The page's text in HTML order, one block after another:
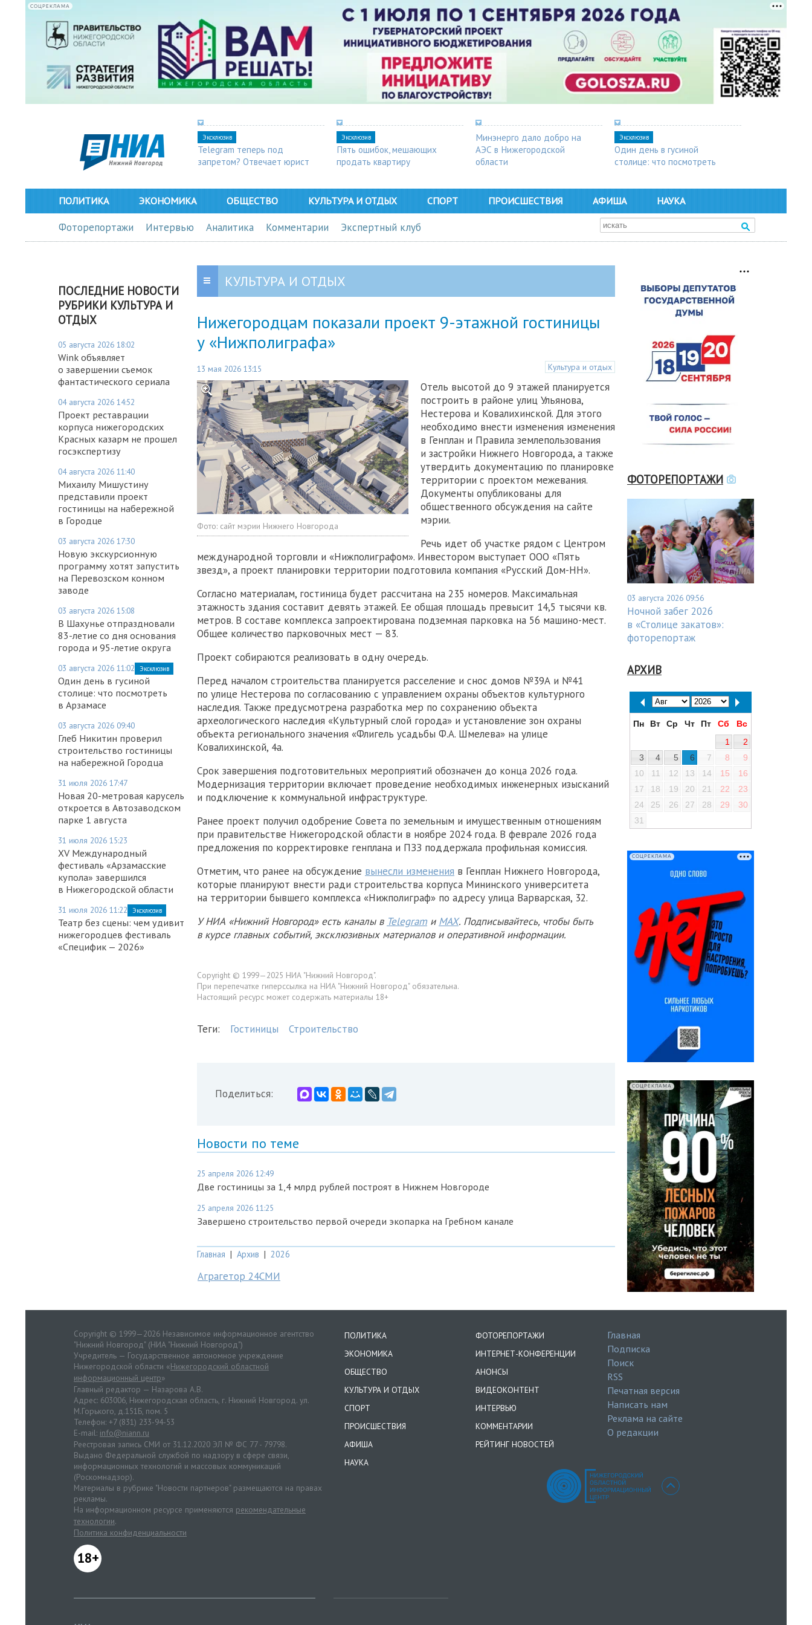
СОЦРЕКЛАМА
Эксклюзив
Telegram теперь под
запретом? Отвечает юрист
Эксклюзив
Пять ошибок, мешающих
продать квартиру
Минэнерго дало добро на
АЭС в Нижегородской
области
Эксклюзив
Один день в гусиной
столице: что посмотреть
ПОЛИТИКА ЭКОНОМИКА ОБЩЕСТВО КУЛЬТУРА И ОТДЫХ СПОРТ ПРОИСШЕСТВИЯ АФИША НАУКА
Фоторепортажи Интервью Аналитика Комментарии Экспертный клуб
ПОСЛЕДНИЕ НОВОСТИ
РУБРИКИ КУЛЬТУРА И
ОТДЫХ
05 августа 2026 18:02
Wink объявляет
о завершении съемок
фантастического сериала
04 августа 2026 14:52
Проект реставрации
корпуса нижегородских
Красных казарм не прошел
госэкспертизу
04 августа 2026 11:40
Михаилу Мишустину
представили проект
гостиницы на набережной
в Городце
03 августа 2026 17:30
Новую экскурсионную
программу хотят запустить
на Перевозском конном
заводе
03 августа 2026 15:08
В Шахунье отпраздновали
83-летие со дня основания
города и 95-летие округа
03 августа 2026 11:02 Эксклюзив
Один день в гусиной
столице: что посмотреть
в Арзамасе
03 августа 2026 09:40
Глеб Никитин проверил
строительство гостиницы
на набережной Городца
31 июля 2026 17:47
Новая 20-метровая карусель
откроется в Автозаводском
парке 1 августа
31 июля 2026 15:23
XV Международный
фестиваль «Арзамасские
купола» завершился
в Нижегородской области
31 июля 2026 11:22 Эксклюзив
Театр без сцены: чем удивит
нижегородцев фестиваль
«Специфик — 2026»
КУЛЬТУРА И ОТДЫХ
Нижегородцам показали проект 9-этажной гостиницы
у «Нижполиграфа»
13 мая 2026 13:15 Культура и отдых
Фото: сайт мэрии Нижнего Новгорода
Отель высотой до 9 этажей планируется
построить в районе улиц Ульянова,
Нестерова и Ковалихинской. Для этого
необходимо внести изменения изменения
в Генплан и Правила землепользования
и застройки Нижнего Новгорода, а также
утвердить документацию по планировке
территории с проектом межевания.
Документы опубликованы для
общественного обсуждения на сайте
мэрии.
Речь идет об участке рядом с Центром
международной торговли и «Нижполиграфом». Инвестором выступает ООО «Пять
звезд», а проект планировки территории подготовила компания «Русский Дом-НН».
Согласно материалам, гостиница будет рассчитана на 235 номеров. Максимальная
этажность здания составит девять этажей. Ее общая площадь превысит 14,5 тысячи кв.
метров. В составе комплекса запроектирована подземная парковка на 56 машино-мест.
Общее количество парковочных мест — 83.
Проект собираются реализовать в одну очередь.
Перед началом строительства планируется расселение и снос домов №39А и №41
по улице Нестерова по согласованию с управлением охраны объектов культурного
наследия. Также предусмотрена разработка мер по сохранению объекта
археологического наследия «Культурный слой города» и установление зон охраны
объекта регионального значения «Флигель усадьбы Ф.А. Шмелева» на улице
Ковалихинской, 4а.
Срок завершения подготовительных мероприятий обозначен до конца 2026 года.
Модернизация территории включает проведение необходимых инженерных изысканий
и подключение к коммунальной инфраструктуре.
Ранее проект получил одобрение Совета по земельным и имущественным отношениям
при правительстве Нижегородской области в ноябре 2024 года. В феврале 2026 года
предложения по корректировке генплана и ПЗЗ поддержала профильная комиссия.
Отметим, что ранее на обсуждение вынесли изменения в Генплан Нижнего Новгорода,
которые планируют внести ради строительства корпуса Мининского университета
на территории бывшего комплекса «Нижполиграф» по адресу улица Варварская, 32.
У НИА «Нижний Новгород» есть каналы в Telegram и MAX. Подписывайтесь, чтобы быть
в курсе главных событий, эксклюзивных материалов и оперативной информации.
Copyright © 1999—2025 НИА "Нижний Новгород".
При перепечатке гиперссылка на НИА "Нижний Новгород" обязательна.
Настоящий ресурс может содержать материалы 18+
Теги: Гостиницы Строительство
Поделиться:
Новости по теме
25 апреля 2026 12:49
Две гостиницы за 1,4 млрд рублей построят в Нижнем Новгороде
25 апреля 2026 11:25
Завершено строительство первой очереди экопарка на Гребном канале
Главная | Архив | 2026
Аграгетор 24СМИ
ФОТОРЕПОРТАЖИ
03 августа 2026 09:56
Ночной забег 2026
в «Столице закатов»:
фоторепортаж
АРХИВ
Пн Вт Ср Чт Пт Сб
Вс
1
2
3
4 5 6 7 8
9
10
11 12 13 14 15
16
17
18 19 20 21 22
23
24
25 26 27 28 29
30
31
СОЦРЕКЛАМА
СОЦРЕКЛАМА
Copyright © 1999—2026 Независимое информационное агентство
"Нижний Новгород" (НИА "Нижний Новгород")
Учредитель — Государственное автономное учреждение
Нижегородской области «Нижегородский областной
информационный центр»
Главный редактор — Назарова А.В.
Адрес: 603006, Нижегородская область, г. Нижний Новгород. ул.
М.Горького, д.151Б, пом. 5
Телефон: +7 (831) 233-94-53
E-mail: info@niann.ru
Реестровая запись СМИ от 31.12.2020 ЭЛ № ФС 77 - 79798.
Выдано Федеральной службой по надзору в сфере связи,
информационных технологий и массовых коммуникаций
(Роскомнадзор).
Материалы в рубрике "Новости партнеров" размещаются на правах
рекламы.
На информационном ресурсе применяются рекомендательные
технологии.
Политика конфиденциальности
18+
ПОЛИТИКА
ЭКОНОМИКА
ОБЩЕСТВО
КУЛЬТУРА И ОТДЫХ
СПОРТ
ПРОИСШЕСТВИЯ
АФИША
НАУКА
ФОТОРЕПОРТАЖИ
ИНТЕРНЕТ-КОНФЕРЕНЦИИ
АНОНСЫ
ВИДЕОКОНТЕНТ
ИНТЕРВЬЮ
КОММЕНТАРИИ
РЕЙТИНГ НОВОСТЕЙ
Главная
Подписка
Поиск
RSS
Печатная версия
Написать нам
Реклама на сайте
О редакции